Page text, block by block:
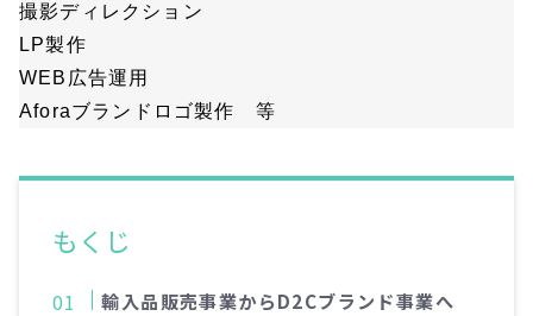
撮影ディレクション
LP製作
WEB広告運用
Aforaブランドロゴ製作 等
もくじ
輸入品販売事業からD2Cブランド事業へ